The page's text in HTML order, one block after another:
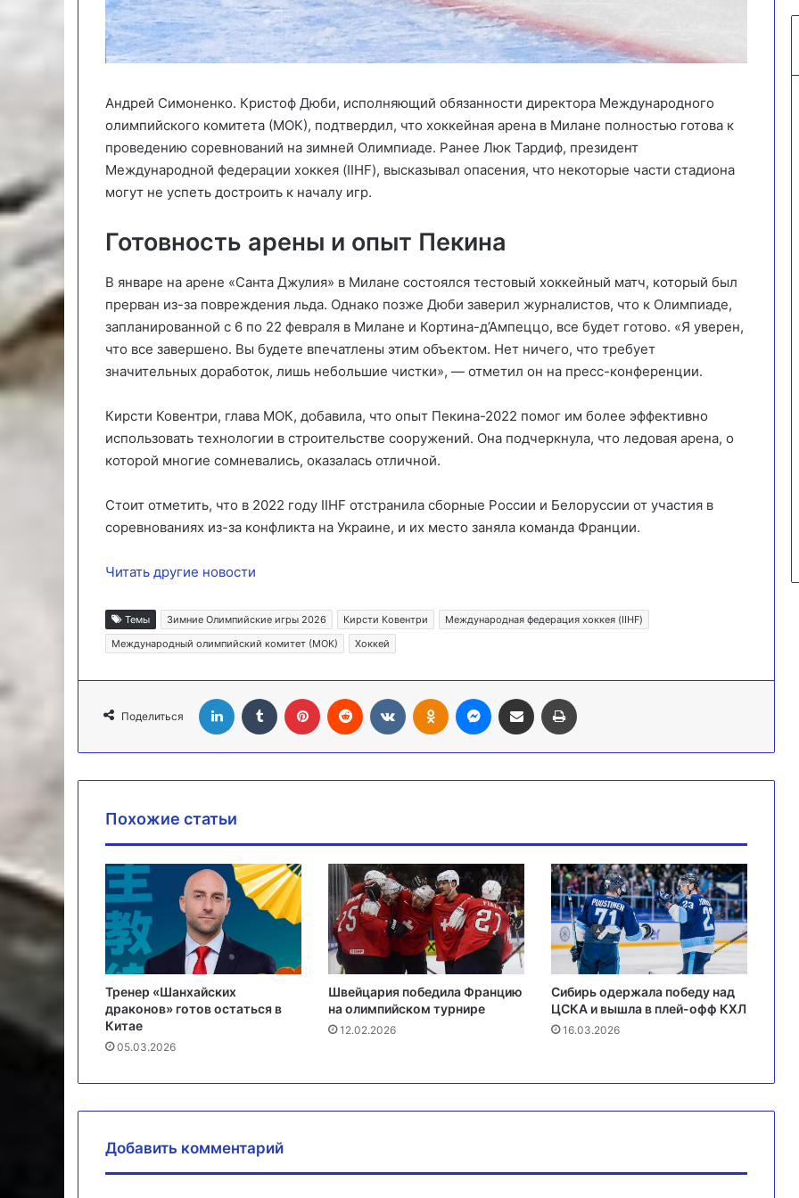
Андрей Симоненко. Кристоф Дюби, исполняющий обязанности директора Международного
олимпийского комитета (МОК), подтвердил, что хоккейная арена в Милане полностью готова к
проведению соревнований на зимней Олимпиаде. Ранее Люк Тардиф, президент
Международной федерации хоккея (IIHF), высказывал опасения, что некоторые части стадиона
могут не успеть достроить к началу игр.
Готовность арены и опыт Пекина
В январе на арене «Санта Джулия» в Милане состоялся тестовый хоккейный матч, который был
прерван из-за повреждения льда. Однако позже Дюби заверил журналистов, что к Олимпиаде,
запланированной с 6 по 22 февраля в Милане и Кортина-д’Ампеццо, все будет готово. «Я уверен,
что все завершено. Вы будете впечатлены этим объектом. Нет ничего, что требует
значительных доработок, лишь небольшие чистки», — отметил он на пресс-конференции.
Кирсти Ковентри, глава МОК, добавила, что опыт Пекина-2022 помог им более эффективно
использовать технологии в строительстве сооружений. Она подчеркнула, что ледовая арена, о
которой многие сомневались, оказалась отличной.
Стоит отметить, что в 2022 году IIHF отстранила сборные России и Белоруссии от участия в
соревнованиях из-за конфликта на Украине, и их место заняла команда Франции.
Читать другие новости
Темы Зимние Олимпийские игры 2026 Кирсти Ковентри
Международная федерация хоккея (IIHF)
Международный олимпийский комитет (МОК)
Хоккей
Поделиться
LinkedIn Tumblr Pinterest Reddit ВконтактеОдноклассники
MessengerПоделиться через электронную почту
Похожие статьи
Тренер «Шанхайских
драконов» готов остаться в
Китае
05.03.2026
Швейцария победила Францию
на олимпийском турнире
12.02.2026
Сибирь одержала победу над
ЦСКА и вышла в плей-офф КХЛ
16.03.2026
Добавить комментарий